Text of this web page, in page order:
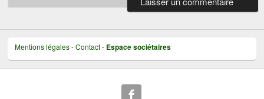
Mentions légales-Contact- Espace sociétaires